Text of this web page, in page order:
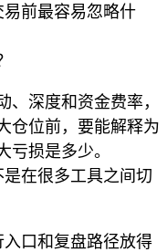
易前最容易忽略什
深度和资金费率，
仓位前，要能解释为
损是多少。
在很多工具之间切
口和复盘路径放得